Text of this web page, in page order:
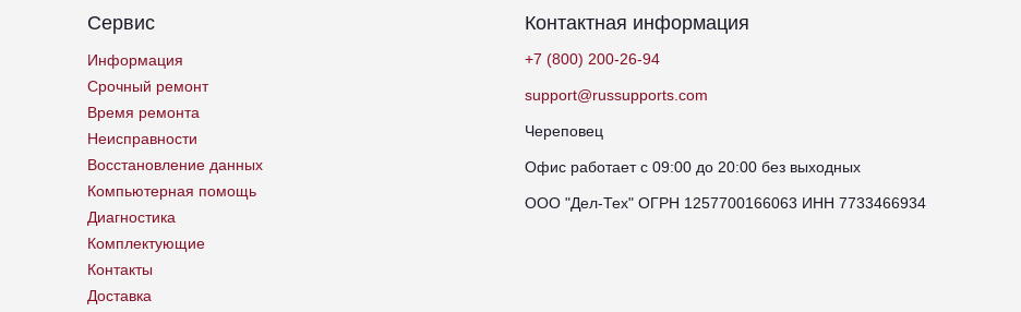
Сервис
Информация
Срочный ремонт
Время ремонта
Неисправности
Восстановление данных
Компьютерная помощь
Диагностика
Комплектующие
Контакты
Доставка
Контактная информация
+7 (800) 200-26-94
support@russupports.com
Череповец
Офис работает с 09:00 до 20:00 без выходных
ООО "Дел-Тех" ОГРН 1257700166063 ИНН 7733466934